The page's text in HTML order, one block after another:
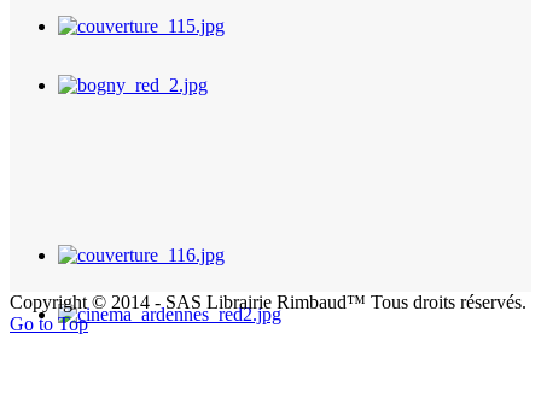
Copyright © 2014 - SAS Librairie Rimbaud™ Tous droits réservés.
Go to Top